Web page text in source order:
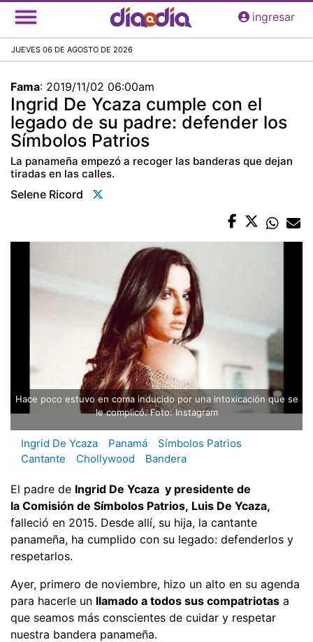
Pasar
al
principal
ingresar
JUEVES 06 DE AGOSTO DE 2026
Fama: 2019/11/02 06:00am
Ingrid De Ycaza cumple con el
legado de su padre: defender los
Símbolos Patrios
La panameña empezó a recoger las banderas que dejan
tiradas en las calles.
Selene Ricord
Hace poco estuvo en coma inducido por una intoxicación que se
le complicó. Foto: Instagram
Ingrid De Ycaza Panamá
Símbolos Patrios
Cantante
Chollywood Bandera
El padre de Ingrid De Ycaza y presidente de
la Comisión de Símbolos Patrios, Luis De Ycaza,
falleció en 2015. Desde allí, su hija, la cantante
panameña, ha cumplido con su legado: defenderlos y
respetarlos.
Ayer, primero de noviembre, hizo un alto en su agenda
para hacerle un llamado a todos sus compatriotas a
que seamos más conscientes de cuidar y respetar
nuestra bandera panameña.